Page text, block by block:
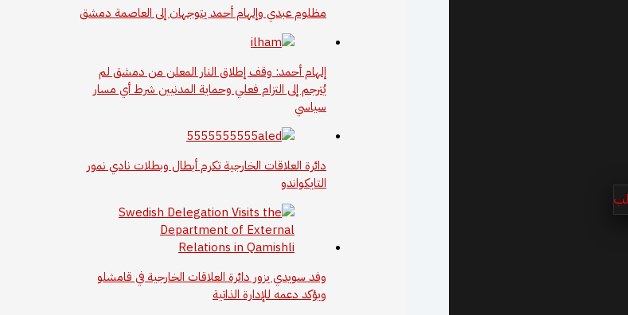
مظلوم عبدي وإلهام أحمد يتوجهان إلى العاصمة دمشق
إلهام أحمد: وقف إطلاق النار المعلن من دمشق لم
يُترجم إلى التزام فعلي وحماية المدنيين شرط أي مسار
سياسي
دائرة العلاقات الخارجية تكرم أبطال وبطلات نادي نمور
التايكواندو
وفد سويدي يزور دائرة العلاقات الخارجية في قامشلو
ويؤكد دعمه للإدارة الذاتية